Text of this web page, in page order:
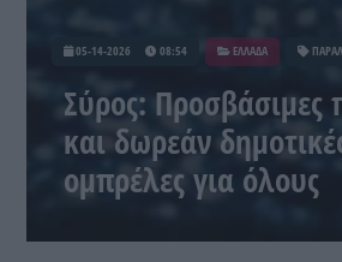
05-14-2026 08:54 ΕΛΛΑΔΑ
Σύρος: Προσβάσιμες
και δωρεάν
ομπρέλες για όλους